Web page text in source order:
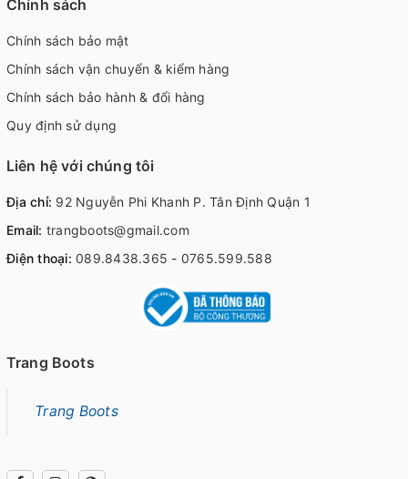
Chính sách
Chính sách bảo mật
Chính sách vận chuyển & kiểm hàng
Chính sách bảo hành & đổi hàng
Quy định sử dụng
Liên hệ với chúng tôi
Địa chỉ: 92 Nguyễn Phi Khanh P. Tân Định Quận 1
Email: trangboots@gmail.com
Điện thoại: 089.8438.365 - 0765.599.588
Trang Boots
Trang Boots